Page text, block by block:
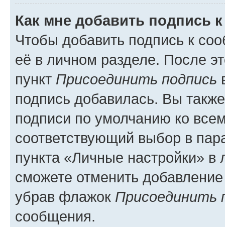
Как мне добавить подпись
Чтобы добавить подпись к
её в личном разделе. После
пункт Присоединить подпись
подпись добавилась. Вы
подписи по умолчанию ко
соответствующий выбор в
пункта «Личные настройки»
сможете отменить
убрав флажок Присоединить
сообщения.